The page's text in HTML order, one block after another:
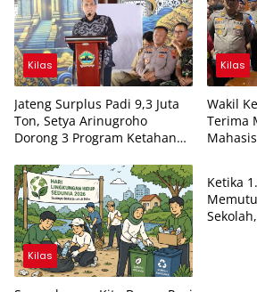
Kilas
Jateng Surplus Padi 9,3 Juta
Ton, Setya Arinugroho
Dorong 3 Program Ketahanan
Banyumas-Cilacap
Kilas
Wakil
Terima
Kilas
Kilas
Ketika